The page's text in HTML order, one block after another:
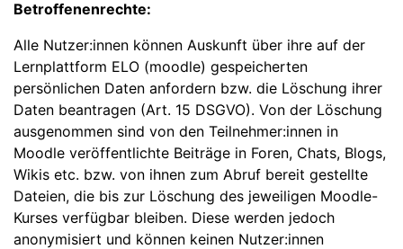
Betroffenenrechte:
Alle Nutzer:innen können Auskunft über ihre auf der
Lernplattform ELO (moodle) gespeicherten
persönlichen Daten anfordern bzw. die Löschung ihrer
Daten beantragen (Art. 15 DSGVO). Von der Löschung
ausgenommen sind von den Teilnehmer:innen in
Moodle veröffentlichte Beiträge in Foren, Chats, Blogs,
Wikis etc. bzw. von ihnen zum Abruf bereit gestellte
Dateien, die bis zur Löschung des jeweiligen Moodle-
Kurses verfügbar bleiben. Diese werden jedoch
anonymisiert und können keinen Nutzer:innen